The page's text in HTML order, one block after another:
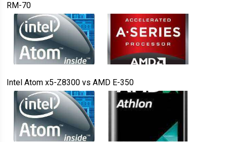
RM-70
Intel Atom x5-Z8300vs AMD E-350